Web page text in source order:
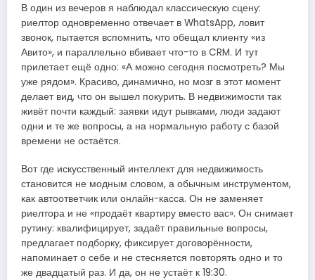
В один из вечеров я наблюдал классическую сцену:
риелтор одновременно отвечает в WhatsApp, ловит
звонок, пытается вспомнить, что обещал клиенту «из
Авито», и параллельно вбивает что-то в CRM. И тут
прилетает ещё одно: «А можно сегодня посмотреть? Мы
уже рядом». Красиво, динамично, но мозг в этот момент
делает вид, что он вышел покурить. В недвижимости так
живёт почти каждый: заявки идут рывками, люди задают
одни и те же вопросы, а на нормальную работу с базой
времени не остаётся.
Вот где искусственный интеллект для недвижимость
становится не модным словом, а обычным инструментом,
как автоответчик или онлайн-касса. Он не заменяет
риелтора и не «продаёт квартиру вместо вас». Он снимает
рутину: квалифицирует, задаёт правильные вопросы,
предлагает подборку, фиксирует договорённости,
напоминает о себе и не стесняется повторять одно и то
же двадцатый раз. И да, он не устаёт к 19:30.